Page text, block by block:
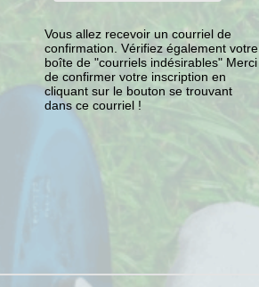
Vous allez recevoir un courriel de
confirmation. Vérifiez également votre
boîte de "courriels indésirables" Merci
de confirmer votre inscription en
cliquant sur le bouton se trouvant
dans ce courriel !